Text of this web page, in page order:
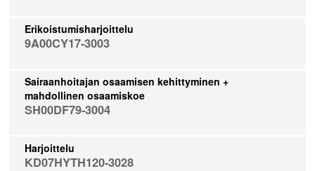
Erikoistumisharjoittelu
9A00CY17-3003
Sairaanhoitajan osaamisen kehittyminen +
mahdollinen osaamiskoe
SH00DF79-3004
Harjoittelu
KD07HYTH120-3028